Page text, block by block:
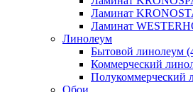
Ламинат
Ламинат
Линолеум
Бытовой линолеум
Коммерческий
Полукоммерческий
Обои